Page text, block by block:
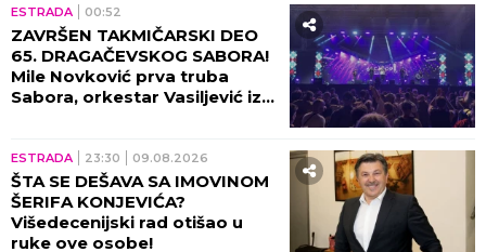
pričaju o njihovoj ljubavi!
ESTRADA 00:52
ZAVRŠEN TAKMIČARSKI DEO
65. DRAGAČEVSKOG SABORA!
Mile Novković prva truba
Sabora, orkestar Vasiljević iz
ESTRADA 23:30 09.08.2026
ŠTA SE DEŠAVA SA IMOVINOM
ŠERIFA KONJEVIĆA?
Višedecenijski rad otišao u
ruke ove osobe!